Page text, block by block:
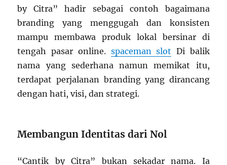
by Citra” hadir sebagai contoh bagaimana
branding yang menggugah dan konsisten
mampu membawa produk lokal bersinar di
tengah pasar online. spaceman slot Di balik
nama yang sederhana namun memikat itu,
terdapat perjalanan branding yang dirancang
dengan hati, visi, dan strategi.
Membangun Identitas dari Nol
“Cantik by Citra” bukan sekadar nama. Ia